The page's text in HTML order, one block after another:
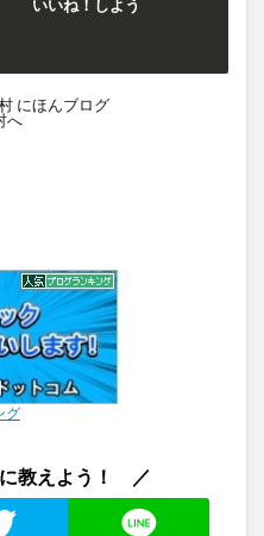
いいね！しよう
グ
教えよう！ ／